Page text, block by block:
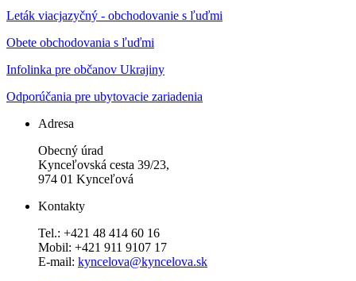
Leták viacjazyčný - obchodovanie s ľuďmi
Obete obchodovania s ľuďmi
Infolinka pre občanov Ukrajiny
Odporúčania pre ubytovacie zariadenia
Adresa
Obecný úrad
Kynceľovská cesta 39/23,
974 01 Kynceľová
Kontakty
Tel.: +421 48 414 60 16
Mobil: +421 911 9107 17
E-mail: kyncelova@kyncelova.sk